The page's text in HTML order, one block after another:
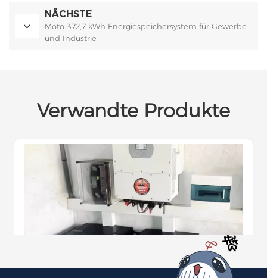
NÄCHSTE
Moto 372,7 kWh Energiespeichersystem für Gewerbe
und Industrie
Verwandte Produkte